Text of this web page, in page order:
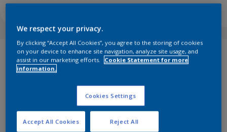
Warum Metalltüren
lackieren?
Nicht nur im Außenbereich,
sondern auch in Innenbereichen kann
Feuchtigkeit (z.B. im Keller oder Technikraum)
We respect your privacy.
By clicking “Accept All Cookies”, you agree to the storing of cookies
on your device to enhance site navigation, analyze site usage, and
assist in our marketing efforts.
Cookie Statement for more
information.
Cookies Settings
Reject All
Accept All Cookies